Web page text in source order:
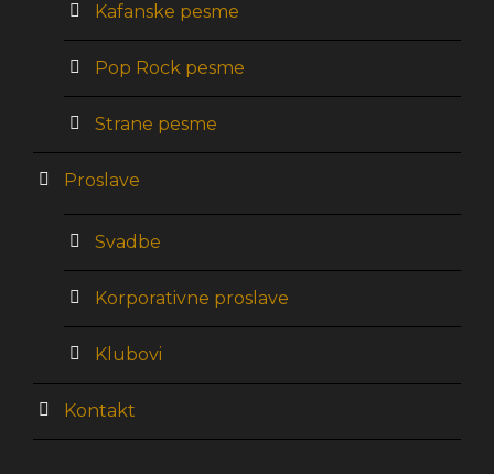
Kafanske pesme
Pop Rock pesme
Strane pesme
Proslave
Svadbe
Korporativne proslave
Klubovi
Kontakt